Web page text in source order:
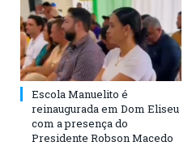
Escola Manuelito é
reinaugurada em Dom Eliseu
com a presença do
Presidente Robson Macedo